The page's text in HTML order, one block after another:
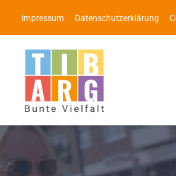
Inhalt
springen
Impressum Datenschutzerklärung